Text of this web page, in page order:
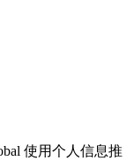
使用个人信息推